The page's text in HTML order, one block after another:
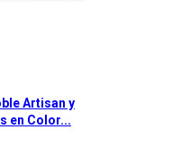
Artisan y
en Color...